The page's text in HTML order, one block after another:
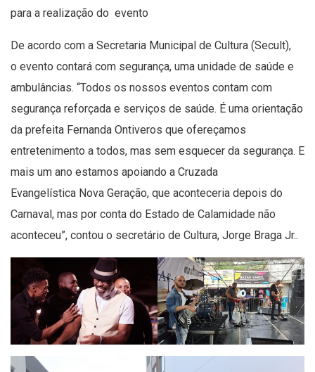
para a realização do evento
De acordo com a Secretaria Municipal de Cultura (Secult),
o evento contará com segurança, uma unidade de saúde e
ambulâncias. “Todos os nossos eventos contam com
segurança reforçada e serviços de saúde. É uma orientação
da prefeita Fernanda Ontiveros que ofereçamos
entretenimento a todos, mas sem esquecer da segurança. E
mais um ano estamos apoiando a Cruzada
Evangelística Nova Geração, que aconteceria depois do
Carnaval, mas por conta do Estado de Calamidade não
aconteceu”, contou o secretário de Cultura, Jorge Braga Jr..